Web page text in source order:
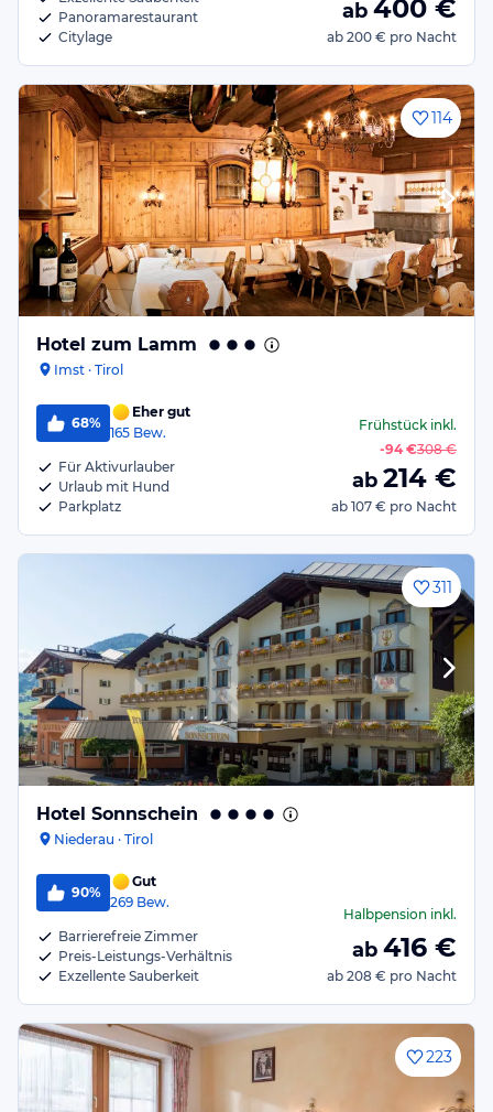
Panoramarestaurant
Citylage
ab 400 €
ab 200 € pro Nacht
114
Hotel zum Lamm
Imst · Tirol
68%
Eher gut
165 Bew.
Für Aktivurlauber
Urlaub mit Hund
Parkplatz
Frühstückinkl.
-94 €308 €
ab 214 €
ab 107 € pro Nacht
311
Hotel Sonnschein
Niederau · Tirol
90%
Gut
269 Bew.
Barrierefreie Zimmer
Preis-Leistungs-Verhältnis
Exzellente Sauberkeit
Halbpension inkl.
ab 416 €
ab 208 € pro Nacht
223